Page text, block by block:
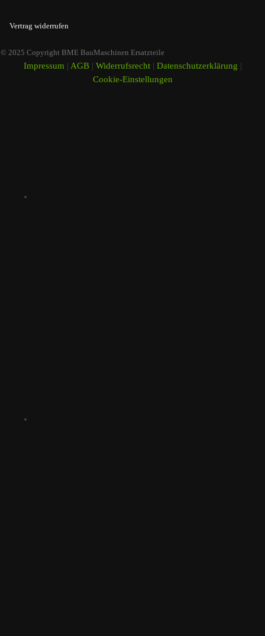
Vertrag widerrufen
© 2025 Copyright BME BauMaschinen Ersatzteile
Impressum | AGB| Widerrufsrecht| Datenschutzerklärung |
Cookie-Einstellungen